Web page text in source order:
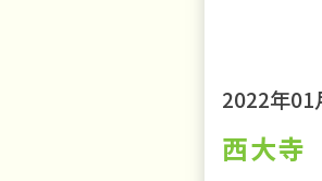
2022年01
西大